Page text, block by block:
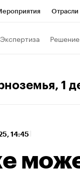
Отрасли
Экспертиза Решение
, 1
14:45